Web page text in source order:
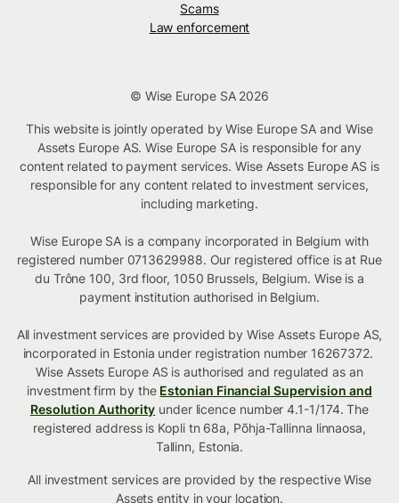
Scams
Law enforcement
© Wise Europe SA 2026
This website is jointly operated by Wise Europe SA and Wise
Assets Europe AS. Wise Europe SA is responsible for any
content related to payment services. Wise Assets Europe AS is
responsible for any content related to investment services,
including marketing.
Wise Europe SA is a company incorporated in Belgium with
registered number 0713629988. Our registered office is at Rue
du Trône 100, 3rd floor, 1050 Brussels, Belgium. Wise is a
payment institution authorised in Belgium.
All investment services are provided by Wise Assets Europe AS,
incorporated in Estonia under registration number 16267372.
Wise Assets Europe AS is authorised and regulated as an
investment firm by the Estonian Financial Supervision and
Resolution Authority under licence number 4.1-1/174. The
registered address is Kopli tn 68a, Põhja-Tallinna linnaosa,
Tallinn, Estonia.
All investment services are provided by the respective Wise
Assetsentity in your location.